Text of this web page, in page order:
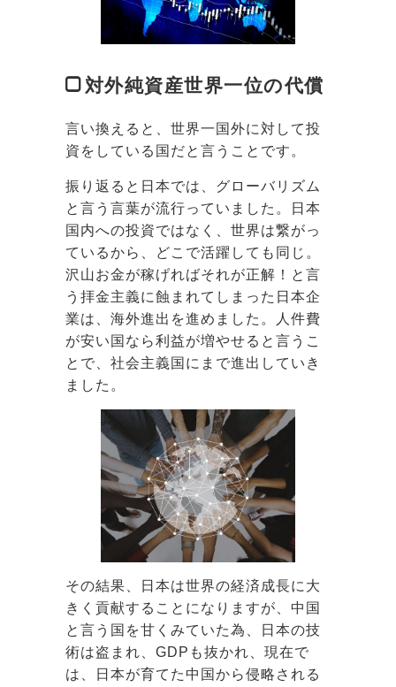
対外純資産世界一位の代償
言い換えると、世界一国外に対して投
資をしている国だと言うことです。
振り返ると日本では、グローバリズム
と言う言葉が流行っていました。日本
国内への投資ではなく、世界は繋がっ
ているから、どこで活躍しても同じ。
沢山お金が稼げればそれが正解！と言
う拝金主義に蝕まれてしまった日本企
業は、海外進出を進めました。人件費
が安い国なら利益が増やせると言うこ
とで、社会主義国にまで進出していき
ました。
その結果、日本は世界の経済成長に大
きく貢献することになりますが、中国
と言う国を甘くみていた為、日本の技
術は盗まれ、GDPも抜かれ、現在で
は、日本が育てた中国から侵略される